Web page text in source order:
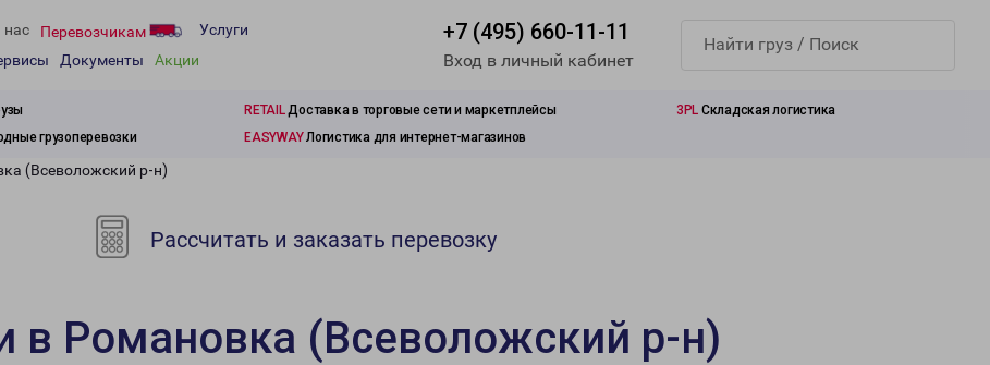
нас Перевозчикам
Услуги
Документы Акции
+7 (495) 660-11-11
Вход в личный кабинет
RETAILДоставка в торговые сети и маркетплейсы 3PL Складская логистика
грузоперевозки EASYWAYЛогистика для интернет-магазинов
(Всеволожский р-н)
Рассчитать и заказать перевозку
в Романовка (Всеволожский р-н)